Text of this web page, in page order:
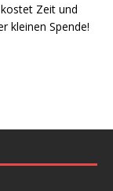
Zeit und
kleinen Spende!